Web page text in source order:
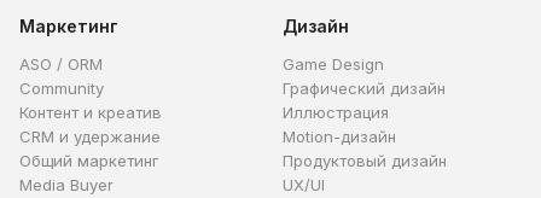
Маркетинг
ASO / ORM
Community
Контент и креатив
CRM и удержание
Общий маркетинг
Media Buyer
Дизайн
Game Design
Графический дизайн
Иллюстрация
Motion-дизайн
Продуктовый дизайн
UX/UI